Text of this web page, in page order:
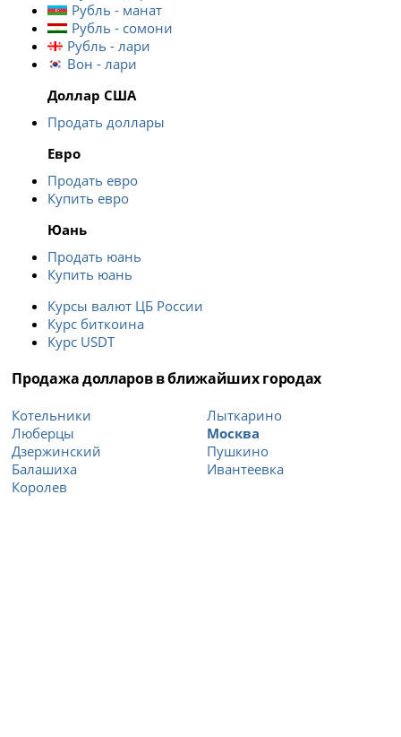
Рубль - манат
Рубль - сомони
Рубль - лари
Вон - лари
Доллар США
Продать доллары
Евро
Продать евро
Купить евро
Юань
Продать юань
Купить юань
Курсы валют ЦБ России
Курс биткоина
Курс USDT
Продажа долларов в ближайших городах
Котельники
Люберцы
Дзержинский
Балашиха
Королев
Лыткарино
Москва
Пушкино
Ивантеевка